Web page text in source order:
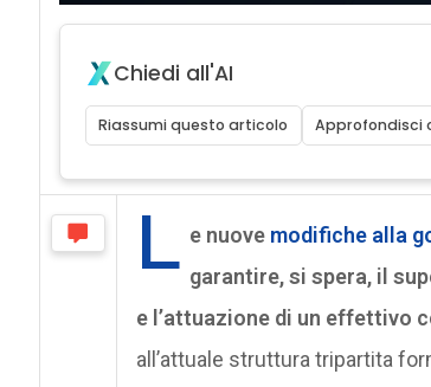
Chiedi all'AI
Riassumi questo articolo Approfondisci
L e nuove modifiche alla
garantire, si spera, il
e l’attuazione di un effettivo
all’attuale struttura tripartita